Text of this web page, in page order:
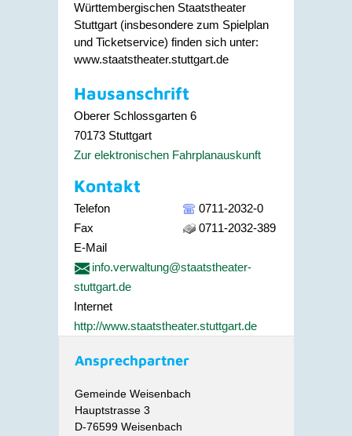
Württembergischen Staatstheater
Stuttgart (insbesondere zum Spielplan
und Ticketservice) finden sich unter:
www.staatstheater.stuttgart.de
Hausanschrift
Oberer Schlossgarten 6
70173 Stuttgart
Zur elektronischen Fahrplanauskunft
Kontakt
Telefon
0711-2032-0
Fax
0711-2032-389
E-Mail
info.verwaltung@staatstheater-
stuttgart.de
Internet
http://www.staatstheater.stuttgart.de
Ansprechpartner
Gemeinde Weisenbach
Hauptstrasse 3
D-76599 Weisenbach